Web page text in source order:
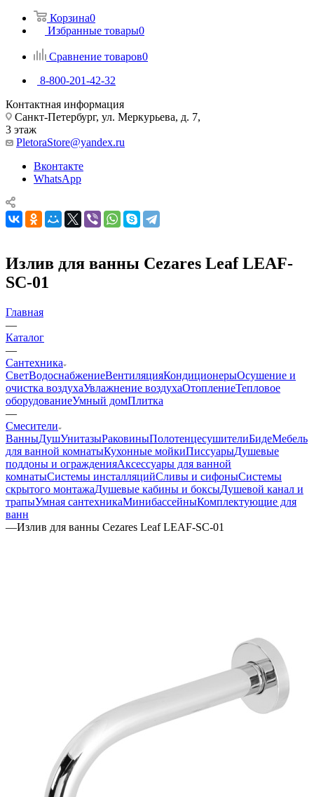
Корзина0
Избранные товары0
Сравнение товаров0
8-800-201-42-32
Контактная информация
Санкт-Петербург, ул. Меркурьева, д. 7,
3 этаж
PletoraStore@yandex.ru
Вконтакте
WhatsApp
Излив для ванны Cezares Leaf LEAF-
SC-01
Главная
—
Каталог
—
Сантехника
СветВодоснабжениеВентиляцияКондиционерыОсушение и
очистка воздухаУвлажнение воздухаОтоплениеТепловое
оборудованиеУмный домПлитка
—
Смесители
ВанныДушУнитазыРаковиныПолотенцесушителиБидеМебель
для ванной комнатыКухонные мойкиПиссуарыДушевые
поддоны и огражденияАксессуары для ванной
комнатыСистемы инсталляцийСливы и сифоныСистемы
скрытого монтажаДушевые кабины и боксыДушевой канал и
трапыУмная сантехникаМинибассейныКомплектующие для
ванн
—Излив для ванны Cezares Leaf LEAF-SC-01